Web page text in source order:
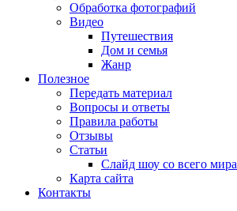
Обработка фотографий
Видео
Путешествия
Дом и семья
Жанр
Полезное
Передать материал
Вопросы и ответы
Правила работы
Отзывы
Статьи
Слайд шоу со всего мира
Карта сайта
Контакты